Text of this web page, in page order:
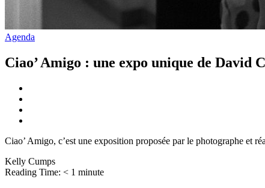
Agenda
Ciao’ Amigo : une expo unique de David
Ciao’ Amigo, c’est une exposition proposée par le photographe et
Kelly Cumps
Reading Time: < 1 minute